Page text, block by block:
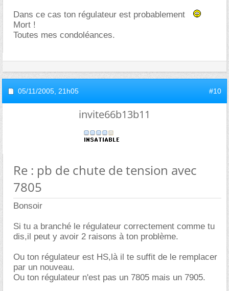
Dans ce cas ton régulateur est probablement
Mort !
Toutes mes condoléances.
05/11/2005, 21h05 #10
invite66b13b11
Re : pb de chute de tension avec
7805
Bonsoir
Si tu a branché le régulateur correctement comme tu
dis,il peut y avoir 2 raisons à ton problème.
Ou ton régulateur est HS,là il te suffit de le remplacer
par un nouveau.
Ou ton régulateur n'est pas un 7805 mais un 7905.